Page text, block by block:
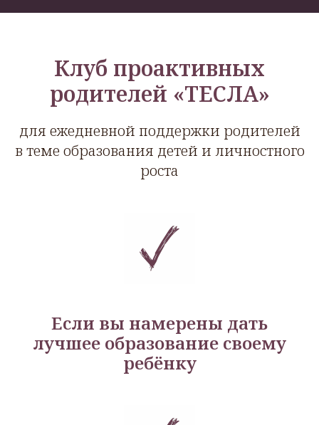
Клуб проактивных
родителей «ТЕСЛА»
для ежедневной поддержки родителей
в теме образования детей и личностного
роста
Если вы намерены дать
лучшее образование своему
ребёнку